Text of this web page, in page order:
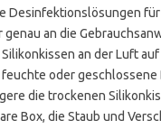
Desinfektionslösungen
genau an die
Silikonkissen an der Luft
oder
die trockenen
Box, die Staub und